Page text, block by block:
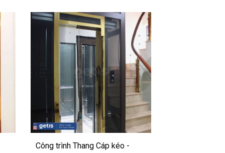
Công trình Thang Cáp kéo -